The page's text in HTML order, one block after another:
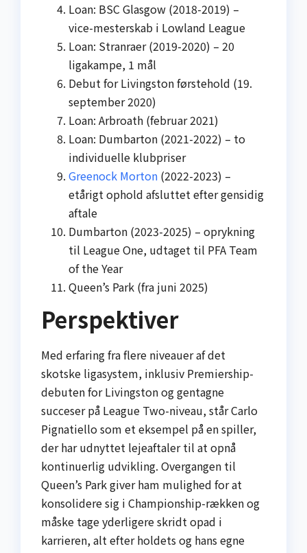
Loan: BSC Glasgow (2018-2019) –
vice-mesterskab i Lowland League
Loan: Stranraer (2019-2020) – 20
ligakampe, 1 mål
Debut for Livingston førstehold (19.
september 2020)
Loan: Arbroath (februar 2021)
Loan: Dumbarton (2021-2022) – to
individuelle klubpriser
Greenock Morton (2022-2023) –
etårigt ophold afsluttet efter gensidig
aftale
Dumbarton (2023-2025) – oprykning
til League One, udtaget til PFA Team
of the Year
Queen’s Park (fra juni 2025)
Perspektiver
Med erfaring fra flere niveauer af det
skotske ligasystem, inklusiv Premiership-
debuten for Livingston og gentagne
succeser på League Two-niveau, står Carlo
Pignatiello som et eksempel på en spiller,
der har udnyttet lejeaftaler til at opnå
kontinuerlig udvikling. Overgangen til
Queen’s Park giver ham mulighed for at
konsolidere sig i Championship-rækken og
måske tage yderligere skridt opad i
karrieren, alt efter holdets og hans egne